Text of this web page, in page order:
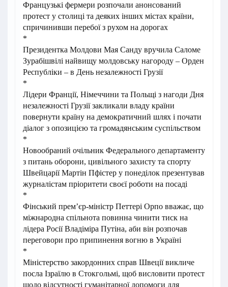
Французькі фермери розпочали анонсований
протест у столиці та деяких інших містах країни,
спричинивши перебої з рухом на дорогах
*
Президентка Молдови Мая Санду вручила Саломе
Зурабішвілі найвищу молдовську нагороду – Орден
Республіки – в День незалежності Грузії
*
Лідери Франції, Німеччини та Польщі з нагоди Дня
незалежності Грузії закликали владу країни
повернути країну на демократичний шлях і почати
діалог з опозицією та громадянським суспільством
*
Новообраний очільник Федерального департаменту
з питань оборони, цивільного захисту та спорту
Швейцарії Мартін Пфістер у понеділок презентував
журналістам пріоритети своєї роботи на посаді
*
Фінський премʼєр-міністр Петтері Орпо вважає, що
міжнародна спільнота повинна чинити тиск на
лідера Росії Владіміра Путіна, аби він розпочав
переговори про припинення вогню в Україні
*
Міністерство закордонних справ Швеції викличе
посла Ізраїлю в Стокгольмі, щоб висловити протест
щодо відсутності гуманітарної допомоги для